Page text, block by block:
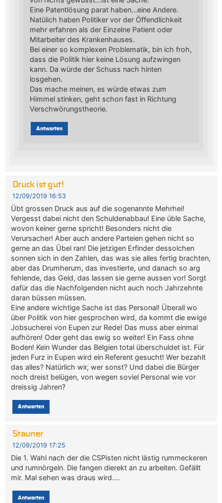
Eine Patentlösung parat haben…eine Andere.
Natülich haben Politiker vor der Öffendlichkeit
mehr erfahren als der Einzelne Patient oder
Mitarbeiter des Krankenhauses.
Bei einer so komplexen Problematik, bin ich froh,
dass die Politik hier keine Lösung aufzwingen
kann. Da würde der Schuss nach hinten
losgehen.
Das mache meinen, es würde etwas zum
Himmel stinken, geht schon fast in Richtung
Verschwörungstheorie.
Antworten
Druck ist gut!
12/09/2019 16:53
Übt grossen Druck aus auf die sogenannte Mehrhei!
Vergesst dabei nicht den Schuldenabbau! Eine üble Sache,
wovon keiner gerne spricht! Besonders nicht die
Verursacher! Aber auch andere Parteien gehen nicht so
gerne an das Übel ran! Die jetzigen Erfinder dessolchen
sonnen sich in den Zahlen, das was sie alles fertig brachten,
aber das Drumherum, das investierte, und danach so arg
fehlende, das Geld, das lassen sie gerne aussen vor! Sorgt
dafür das die Nachfolgenden nicht auch noch Jahrzehnte
daran büssen müssen.
Eine andere wichtige Sache ist das Personal! Überall wo
über Politik von hier gesprochen wird, da kommt die ewige
Jobsucherei von Eupen zur Rede! Das muss aber einmal
aufhören! Oder geht das ewig so weiter! Ein Fass ohne
Boden! Kein Wunder das Belgien total überschuldet ist. Für
jeden Furz in Eupen wird ein Referent gesucht! Wer bezahlt
das alles? Natürlich wir, wer sonst? Und dabei die Bürger
noch dreist belügen, von wegen soviel Personal wie vor
dreissig Jahren?
Antworten
Stauner
12/09/2019 17:25
Die 1. Wahl nach der die CSPisten nicht lästig rummeckeren
und rumnörgeln. Die fangen dierekt an zu arbeiten. Gefällt
mir. Mal sehen was draus wird….
Antworten